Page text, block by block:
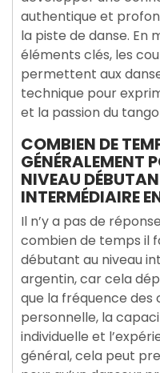
authentique et
la piste de danse. En
éléments clés, les
permettent aux
technique pour
et la passion du
COMBIEN DE
GÉNÉRALEMENT
NIVEAU
INTERMÉDIAIRE
Il n’y a pas de
combien de temps il
débutant au niveau
argentin, car cela
que la fréquence des
personnelle, la
individuelle et
général, cela peut